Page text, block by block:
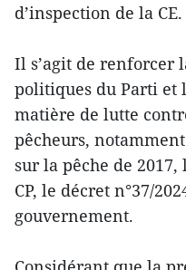
d’inspection de la CE.
Il s’agit de renforcer
politiques du Parti et
matière de lutte
pêcheurs,
sur la pêche de 2017,
CP, le décret n°37/
gouvernement.